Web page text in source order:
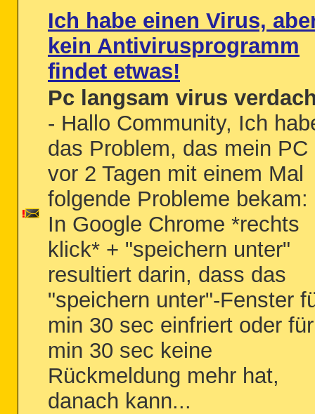
Ich habe einen Virus,
kein Antivirusprogramm
findet etwas!
Pc langsam virus
- Hallo Community, Ich
das Problem, das mein PC
vor 2 Tagen mit einem Mal
folgende Probleme bekam:
In Google Chrome *rechts
klick* + "speichern unter"
resultiert darin, dass das
"speichern unter"-Fenster
min 30 sec einfriert oder für
min 30 sec keine
Rückmeldung mehr hat,
danach kann...